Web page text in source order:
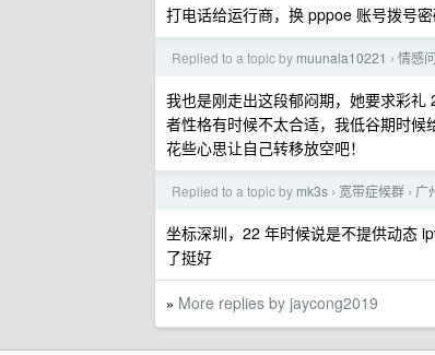
打电话给运行商，换 pppoe 账号拨号
Replied to a topic by muunala10221 › 情感
我也是刚走出这段郁闷期，她要求彩
者性格有时候不太合适，我低谷期时
花些心思让自己转移放空吧！
Replied to a topic by mk3s › 宽带症候群 › 广
坐标深圳，22 年时候说是不提供动态
了挺好
» More replies by jaycong2019